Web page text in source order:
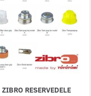
ZIBRO RESERVEDELE